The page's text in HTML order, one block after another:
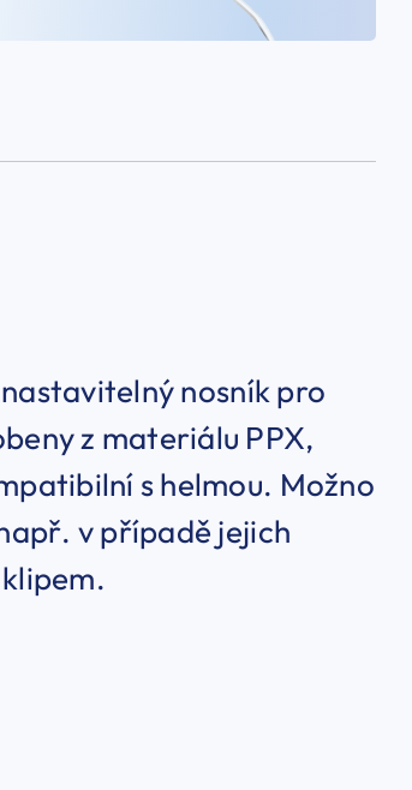
nosník pro
z materiálu PPX,
s helmou. Možno
v případě jejich